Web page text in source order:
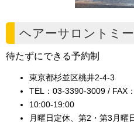
ヘアーサロントミー
待たずにできる予約制
東京都杉並区桃井2-4-3
TEL：03-3390-3009 / FAX
10:00-19:00
月曜日定休、第2・第3月曜